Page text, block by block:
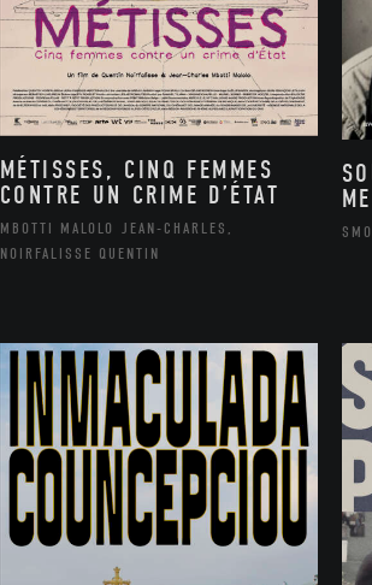
MÉTISSES, CINQ FEMMES
CONTRE UN CRIME D’ÉTAT
MBOTTI MALOLO JEAN-CHARLES,
NOIRFALISSE QUENTIN